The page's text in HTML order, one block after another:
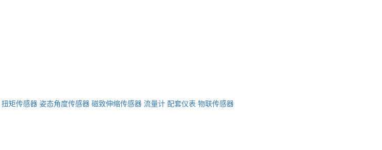
扭矩传感器 姿态角度传感器 磁致伸缩传感器 流量计 配套仪表 物联传感器